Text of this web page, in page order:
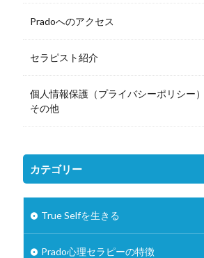
Pradoへのアクセス
セラピスト紹介
個人情報保護（プライバシーポリシー
その他
カテゴリー
True Selfを生きる
Prado心理セラピーの特徴